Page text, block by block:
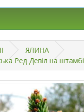
ЯЛИНА
Ред Девіл на штамбі